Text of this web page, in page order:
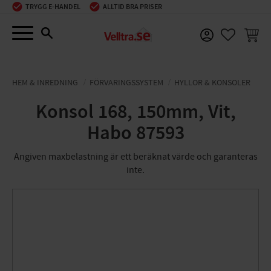
Meny
TRYGG E-HANDEL ALLTID BRA PRISER
HEM & INREDNING FÖRVARINGSSYSTEM HYLLOR & KONSOLER
Konsol 168, 150mm, Vit,
Habo 87593
Angiven maxbelastning är ett beräknat värde och garanteras
inte.